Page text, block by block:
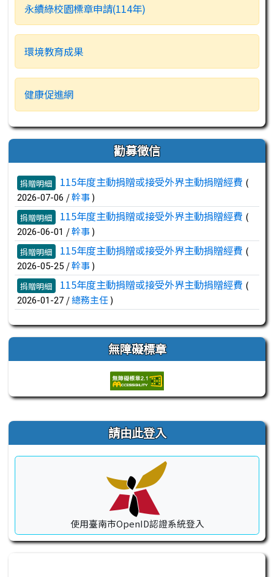
永續綠校園標章申請(114年)
環境教育成果
健康促進網
勸募徵信
文章列表
捐贈明細 115年度主動捐贈或接受外界主動捐贈經費 (
2026-07-06 /幹事)
捐贈明細 115年度主動捐贈或接受外界主動捐贈經費 (
2026-06-01 /幹事)
捐贈明細 115年度主動捐贈或接受外界主動捐贈經費 (
2026-05-25 /幹事)
捐贈明細 115年度主動捐贈或接受外界主動捐贈經費 (
2026-01-27 /總務主任)
無障礙標章
右邊區域內容 請由此登入
使用臺南市OpenID認證系統登入